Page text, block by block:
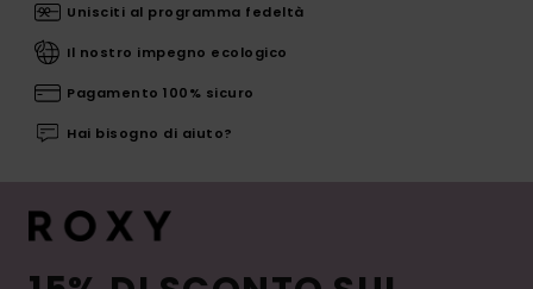
Unisciti al programma fedeltà
Il nostro impegno ecologico
Pagamento 100% sicuro
Hai bisogno di aiuto?